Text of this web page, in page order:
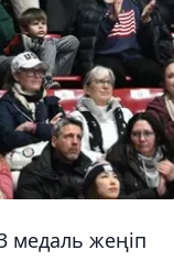
медаль жеңіп